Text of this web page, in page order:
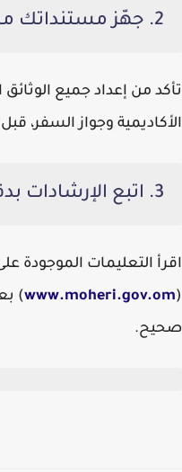
2. جهّز مستنداتك
تأكد من إعداد جميع
الأكاديمية وجواز السفر،
3. اتبع الإرشادات
اقرأ التعليمات الموجودة
(
www.moheri.gov.om
)
صحيح.